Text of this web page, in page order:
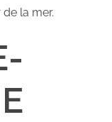
la mer.